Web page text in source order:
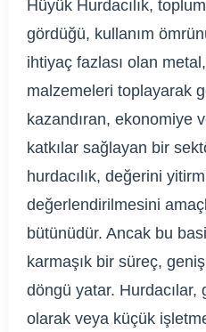
Hüyük Hurdacılık,
gördüğü, kullanım
ihtiyaç fazlası olan
malzemeleri toplayarak
kazandıran, ekonomiye
katkılar sağlayan bir
hurdacılık, değerini
değerlendirilmesini
bütünüdür. Ancak bu
karmaşık bir süreç,
döngü yatar. Hurdacılar,
olarak veya küçük